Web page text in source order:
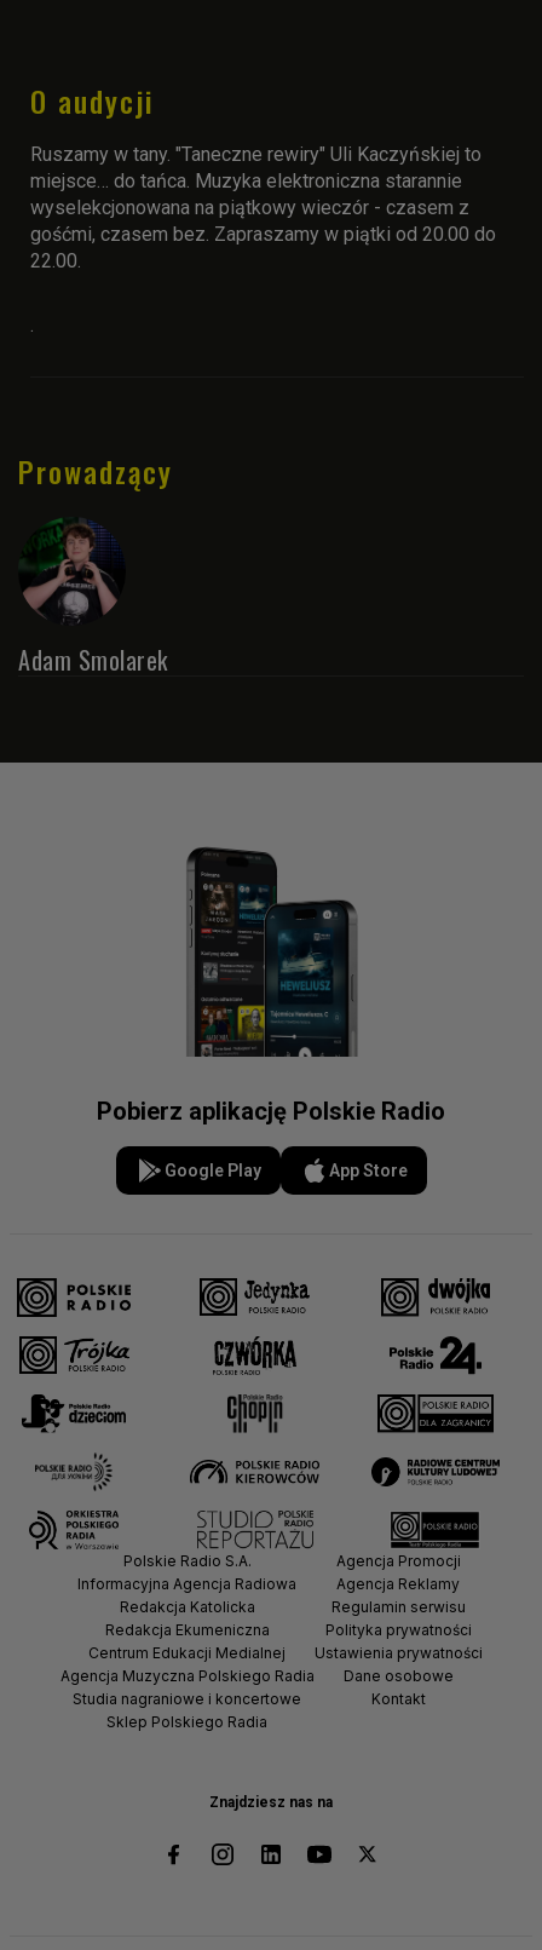
O audycji
Ruszamy w tany. "Taneczne rewiry" Uli Kaczyńskiej to
miejsce… do tańca. Muzyka elektroniczna starannie
wyselekcjonowana na piątkowy wieczór - czasem z
gośćmi, czasem bez. Zapraszamy w piątki od 20.00 do
22.00.
.
Prowadzący
Adam Smolarek
Pobierz aplikację Polskie Radio
Google Play App Store
Znajdziesz nas na
Polskie Radio S.A.
Informacyjna Agencja Radiowa
Redakcja Katolicka
Redakcja Ekumeniczna
Centrum Edukacji Medialnej
Agencja Muzyczna Polskiego Radia
Studia nagraniowe i koncertowe
Sklep Polskiego Radia
Agencja Promocji
Agencja Reklamy
Regulamin serwisu
Polityka prywatności
Ustawienia prywatności
Dane osobowe
Kontakt